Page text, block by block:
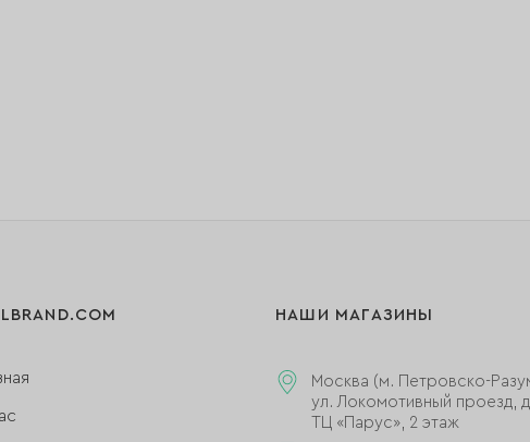
НАШИ МАГАЗИНЫ
Москва (м. Петровско-
ул. Локомотивный проезд,
ТЦ «Парус», 2 этаж